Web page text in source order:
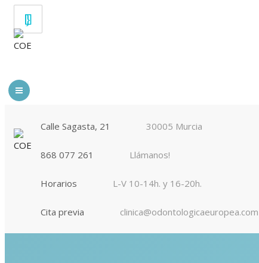
Calle Sagasta, 21 30005 Murcia
868 077 261 Llámanos!
Horarios L-V 10-14h. y 16-20h.
Cita previa clinica@odontologicaeuropea.com